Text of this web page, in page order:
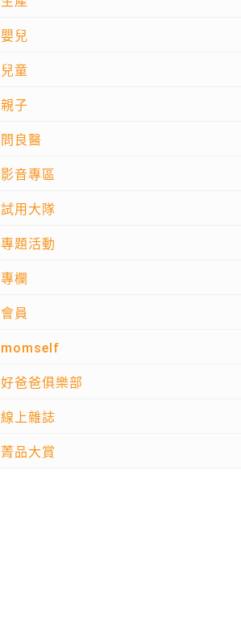
嬰兒
兒童
親子
問良醫
影音專區
試用大隊
專題活動
專欄
會員
momself
好爸爸俱樂部
線上雜誌
菁品大賞